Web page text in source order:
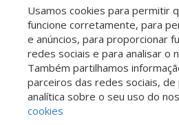
Descomplicado por:
Usamos cookies para permitir
funcione corretamente, para
e anúncios, para proporcionar
redes sociais e para analisar o
Também partilhamos
parceiros das redes sociais, de
analítica sobre o seu uso do
cookies